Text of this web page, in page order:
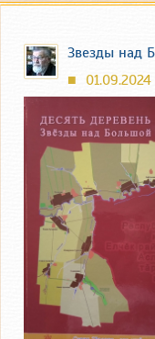
Звезды над
■ 01.09.2024